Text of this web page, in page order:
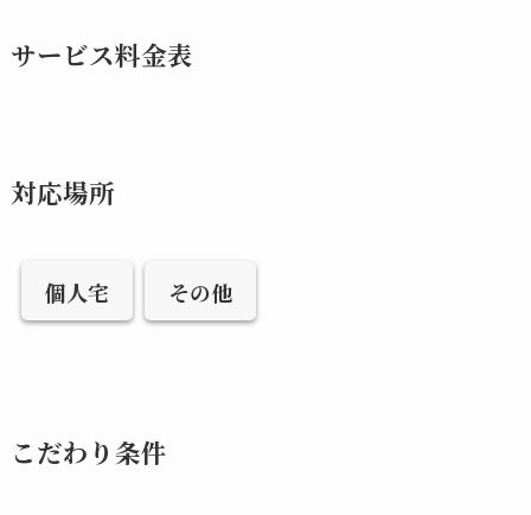
サービス料金表
対応場所
個人宅 その他
こだわり条件